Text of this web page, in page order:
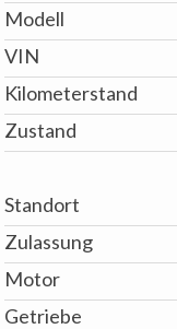
Modell
VIN
Kilometerstand
Zustand
Standort
Zulassung
Motor
Getriebe